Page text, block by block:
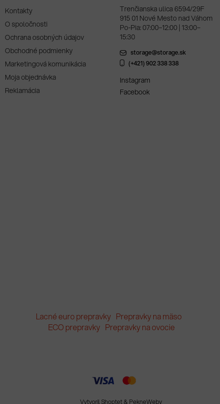
Kontakty
O spoločnosti
Ochrana osobných údajov
Obchodné podmienky
Marketingová komunikácia
Moja objednávka
Reklamácia
Trenčianska ulica 6594/29F
915 01 Nové Mesto nad Váhom
Po-Pia: 07:00–12:00 | 13:00–
15:30
storage@storage.sk
(+421) 902 338 338
Instagram
Facebook
Lacné euro prepravky Prepravky na mäso
ECO prepravky Prepravky na ovocie
Vytvoril Shoptet& PekneWeby